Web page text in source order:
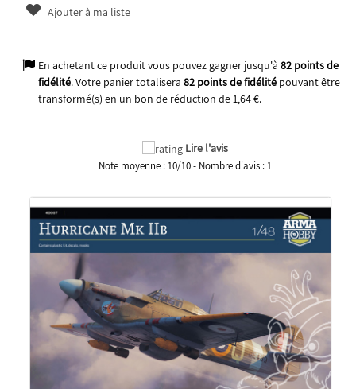
Ajouter à ma liste
En achetant ce produit vous pouvez gagner jusqu'à 82points de
fidélité. Votre panier totalisera 82points de fidélitépouvant être
transformé(s) en un bon de réduction de1,64 €.
Lire l'avis
Note moyenne :10/10- Nombre d'avis :1